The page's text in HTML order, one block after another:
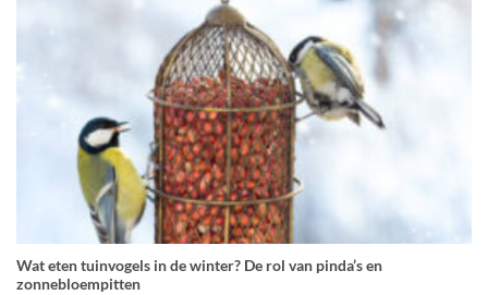
Wat eten tuinvogels in de winter? De rol van pinda’s en
zonnebloempitten